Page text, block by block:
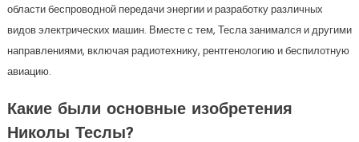
области беспроводной передачи энергии и разработку различных
видов электрических машин. Вместе с тем, Тесла занимался и другими
направлениями, включая радиотехнику, рентгенологию и беспилотную
авиацию.
Какие были основные изобретения
Николы Теслы?